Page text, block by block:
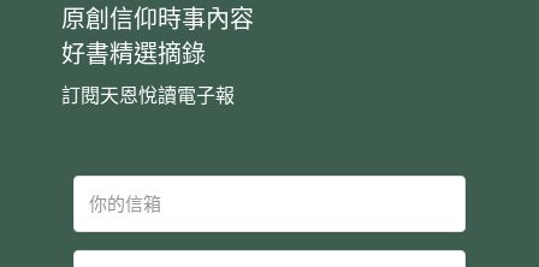
原創信仰時事內容
好書精選摘錄
訂閱天恩悅讀電子報